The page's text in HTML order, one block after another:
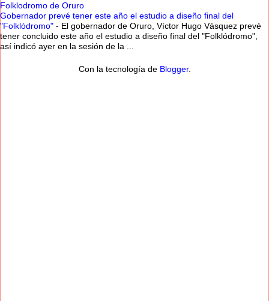
Folklodromo de Oruro
Gobernador prevé tener este año el estudio a diseño final del
"Folklódromo" - El gobernador de Oruro, Víctor Hugo Vásquez prevé
tener concluido este año el estudio a diseño final del "Folklódromo",
así indicó ayer en la sesión de la ...
Con la tecnología de Blogger.